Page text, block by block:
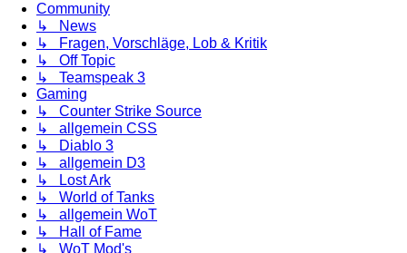
Community
↳ News
↳ Fragen, Vorschläge, Lob & Kritik
↳ Off Topic
↳ Teamspeak 3
Gaming
↳ Counter Strike Source
↳ allgemein CSS
↳ Diablo 3
↳ allgemein D3
↳ Lost Ark
↳ World of Tanks
↳ allgemein WoT
↳ Hall of Fame
↳ WoT Mod's